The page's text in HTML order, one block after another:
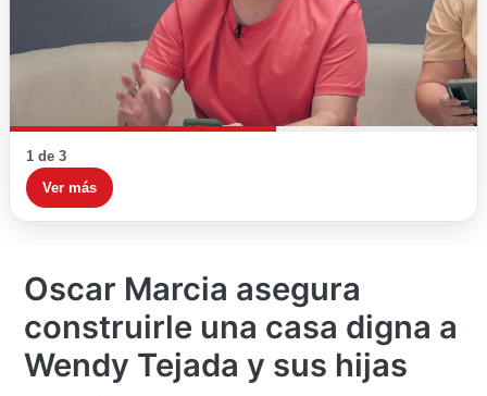
1 de 3
Ver más
Oscar Marcia asegura
construirle una casa digna a
Wendy Tejada y sus hijas